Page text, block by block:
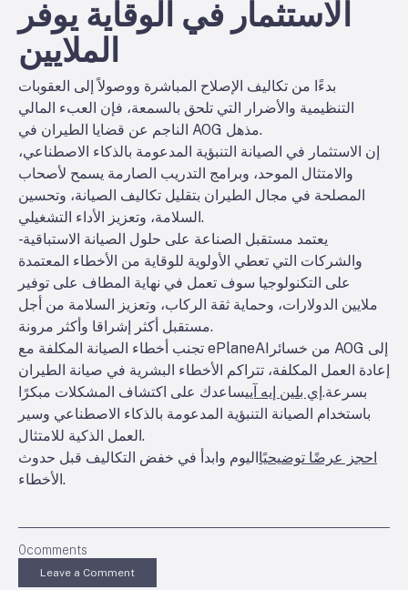
الاستثمار في الوقاية يوفر
الملايين
بدءًا من تكاليف الإصلاح المباشرة ووصولاً إلى العقوبات
التنظيمية والأضرار التي تلحق بالسمعة، فإن العبء المالي
الناجم عن قضايا الطيران في AOG مذهل.
إن الاستثمار في الصيانة التنبؤية المدعومة بالذكاء الاصطناعي،
والامتثال الموحد، وبرامج التدريب الصارمة يسمح لأصحاب
المصلحة في مجال الطيران بتقليل تكاليف الصيانة، وتحسين
السلامة، وتعزيز الأداء التشغيلي.
يعتمد مستقبل الصناعة على حلول الصيانة الاستباقية -
والشركات التي تعطي الأولوية للوقاية من الأخطاء المعتمدة
على التكنولوجيا سوف تعمل في نهاية المطاف على توفير
ملايين الدولارات، وحماية ثقة الركاب، وتعزيز السلامة من أجل
مستقبل أكثر إشراقا وأكثر مرونة.
تجنب أخطاء الصيانة المكلفة مع ePlaneAI من خسائر AOG إلى
إعادة العمل المكلفة، تتراكم الأخطاء البشرية في صيانة الطيران
بسرعة.إي بلين إيه آييساعدك على اكتشاف المشكلات مبكرًا
باستخدام الصيانة التنبؤية المدعومة بالذكاء الاصطناعي وسير
العمل الذكية للامتثال.
احجز عرضًا توضيحيًااليوم وابدأ في خفض التكاليف قبل حدوث
الأخطاء.
0comments
Leave a Comment